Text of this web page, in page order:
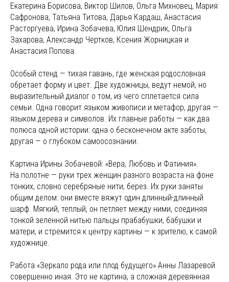
Екатерина Борисова, Виктор Шилов, Ольга Михновец, Мария
Сафронова, Татьяна Титова, Дарья Кардаш, Анастасия
Расторгуева, Ирина Зобачева, Юлия Шендрик, Ольга
Захарова, Александр Чертков, Ксения Жорницкая и
Анастасия Попова.
Особый стенд — тихая гавань, где женская родословная
обретает форму и цвет. Две художницы, ведут немой, но
выразительный диалог о том, из чего сплетается сила
семьи. Одна говорит языком живописи и метафор, другая —
языком дерева и символов. Их главные работы — как два
полюса одной истории: одна о бесконечном акте заботы,
другая — о глубоком самоосознании.
Картина Ирины Зобачевой: «Вера, Любовь и Фатиния».
На полотне — руки трех женщин разного возраста на фоне
тонких, словно серебряные нити, берез. Их руки заняты
общим делом: они вместе вяжут один длинный-длинный
шарф. Мягкий, теплый, он петляет между ними, соединяя
тонкой зеленной нитью пальцы прабабушки, бабушки и
матери, и стремится к центру картины — к зрителю, к самой
художнице.
Работа «Зеркало рода или плод будущего» Анны Лазаревой
совершенно иная. Это не картина, а сложная деревянная